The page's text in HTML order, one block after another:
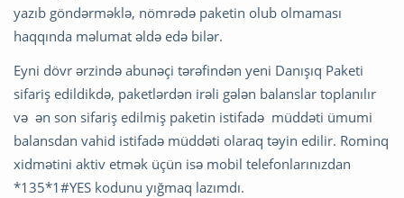
yazıb göndərməklə, nömrədə paketin olub olmaması
haqqında məlumat əldə edə bilər.
Eyni dövr ərzində abunəçi tərəfindən yeni Danışıq Paketi
sifariş edildikdə, paketlərdən irəli gələn balanslar toplanılır
və ən son sifariş edilmiş paketin istifadə müddəti ümumi
balansdan vahid istifadə müddəti olaraq təyin edilir. Rominq
xidmətini aktiv etmək üçün isə mobil telefonlarınızdan
*135*1#YES kodunu yığmaq lazımdı.